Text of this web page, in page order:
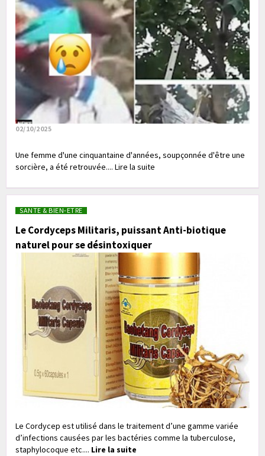
02/10/2025
Une femme d'une cinquantaine d'années, soupçonnée d'être une
sorcière, a été retrouvée.... Lire la suite
SANTE & BIEN-ETRE
Le Cordyceps Militaris, puissant Anti-biotique
naturel pour se désintoxiquer
Le Cordycep est utilisé dans le traitement d’une gamme variée
d’infections causées par les bactéries comme la tuberculose,
staphylocoque etc.... Lire la suite